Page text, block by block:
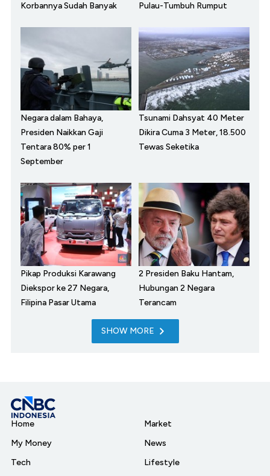
Korbannya Sudah Banyak
Pulau-Tumbuh Rumput
Negara dalam Bahaya,
Presiden Naikkan Gaji
Tentara 80% per 1
September
Tsunami Dahsyat 40 Meter
Dikira Cuma 3 Meter, 18.500
Tewas Seketika
Pikap Produksi Karawang
Diekspor ke 27 Negara,
Filipina Pasar Utama
2 Presiden Baku Hantam,
Hubungan 2 Negara
Terancam
SHOW MORE
Home
My Money
Tech
Market
News
Lifestyle